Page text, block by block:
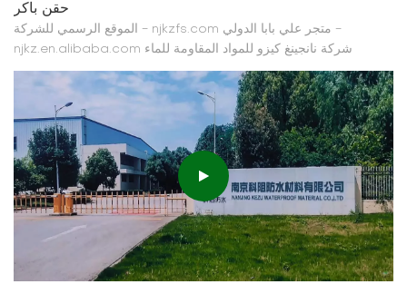
حقن باكر
الموقع الرسمي للشركة - njkzfs.com متجر علي بابا الدولي -
njkz.en.alibaba.com شركة نانجينغ كيزو للمواد المقاومة للماء
المحدودة باكر الحقن,التعبئة الميكانيكية، تعبئة الحقن، المنافذ السطحية،
رماح الحقن، الملحقات آلة تعبئة حقن الألومنيوم ذات القطر الصغير |
ماكينة تعبئة حقن الألومنيوم ماكينة تعبئة اقتصا...